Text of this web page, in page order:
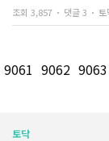
앞으로도 담배는 다시 안
그러면서 올해안에 양
차근차근 준비해가자고,
본인도 많이 힘들지만,
데 그제서야 내가 아이
수술직전까지도 나를 힘
가격도 부탁드립니다 5
조회 3,857 댓글 3
9061 9062 9063
토닥